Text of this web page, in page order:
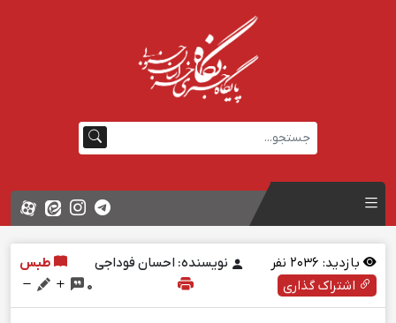
بازدید: نفر نویسنده: احسان فوداجی
طبس
اشتراک گذاری
0